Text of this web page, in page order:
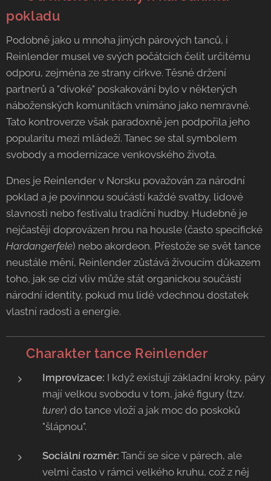
pokladu
Podobně jako u mnoha jiných párových tanců, i
Reinlender musel ve svých počátcích čelit určitému
odporu, zejména ze strany církve. Těsné držení
partnerů a "divoké" poskakování bylo v některých
náboženských komunitách vnímáno jako nemravné.
Tato kontroverze však paradoxně jen podpořila jeho
popularitu mezi mládeží. Tanec se stal symbolem
svobody a modernizace venkovského života.
Dnes je Reinlender v Norsku považován za národní
poklad a je povinnou součástí každé svatby, lidové
slavnosti nebo festivalu tradiční hudby. Hudebně je
nejčastěji doprovázen hrou na housle (často specifické
Hardangerfele) nebo akordeon. Přestože se svět tance
neustále mění, Reinlender zůstává živoucím důkazem
toho, jak se cizí vliv může stát organickou součástí
národní identity, pokud mu lidé vdechnou dostatek
vlastní radosti a energie.
💃 Charakter tance Reinlender
Improvizace: I když existují základní kroky, páry
mají velkou svobodu v tom, jaké figury (tzv.
turer) do tance vloží a jak moc do poskoků
"šlápnou".
Sociální rozměr: Tančí se sice v párech, ale
velmi často v rámci velkého kruhu, což z něj